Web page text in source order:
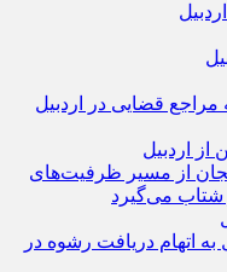
از مسیر ظرفیت‌های
شتاب می‌گیرد
اتهام دریافت رشوه در